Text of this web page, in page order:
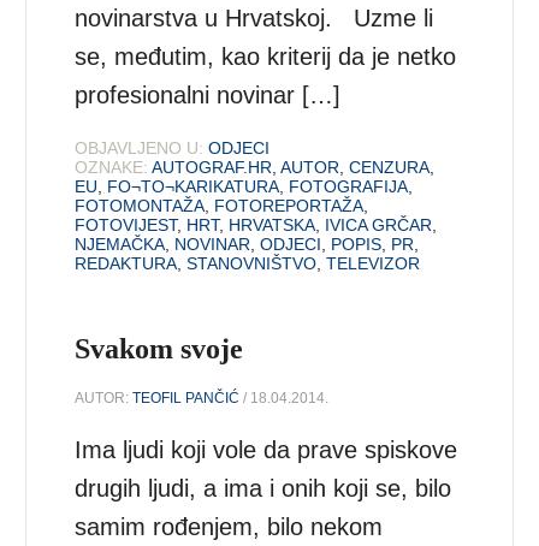
novinarstva u Hrvatskoj. Uzme li
se, međutim, kao kriterij da je netko
profesionalni novinar […]
OBJAVLJENO U: ODJECI
OZNAKE: AUTOGRAF.HR ,AUTOR ,CENZURA
EU
FO¬TO¬KARIKATURA FOTOGRAFIJA
FOTOMONTAŽA FOTOREPORTAŽA
FOTOVIJEST, HRT, HRVATSKA IVICA GRČAR
NJEMAČKA NOVINAR ,ODJECI POPIS PR
REDAKTURA ,STANOVNIŠTVO ,TELEVIZOR
Svakom svoje
AUTOR:TEOFIL PANČIĆ / 18.04.2014.
Ima ljudi koji vole da prave spiskove
drugih ljudi, a ima i onih koji se, bilo
samim rođenjem, bilo nekom